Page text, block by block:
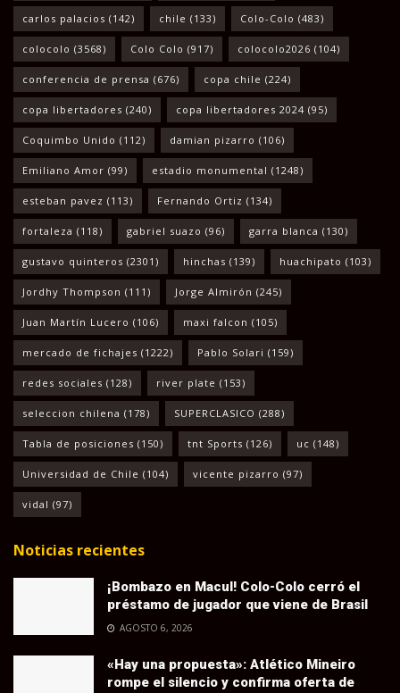
carlos palacios (142) chile (133) Colo-Colo (483)
colocolo (3568) Colo Colo (917) colocolo2026 (104)
conferencia de prensa (676) copa chile (224)
copa libertadores (240) copa libertadores 2024 (95)
Coquimbo Unido (112) damian pizarro (106)
Emiliano Amor (99) estadio monumental (1248)
esteban pavez (113) Fernando Ortiz (134)
fortaleza (118) gabriel suazo (96) garra blanca (130)
gustavo quinteros (2301) hinchas (139) huachipato (103)
Jordhy Thompson (111) Jorge Almirón (245)
Juan Martín Lucero (106) maxi falcon (105)
mercado de fichajes (1222) Pablo Solari (159)
redes sociales (128) river plate (153)
seleccion chilena (178) SUPERCLASICO (288)
Tabla de posiciones (150) tnt Sports (126) uc (148)
Universidad de Chile (104) vicente pizarro (97)
vidal (97)
Noticias recientes
¡Bombazo en Macul! Colo-Colo cerró el
préstamo de jugador que viene de Brasil
AGOSTO 6, 2026
«Hay una propuesta»: Atlético Mineiro
rompe el silencio y confirma oferta de